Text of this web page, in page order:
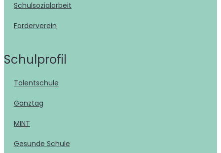
Schulsozialarbeit
Förderverein
Schulprofil
Talentschule
Ganztag
MINT
Gesunde Schule